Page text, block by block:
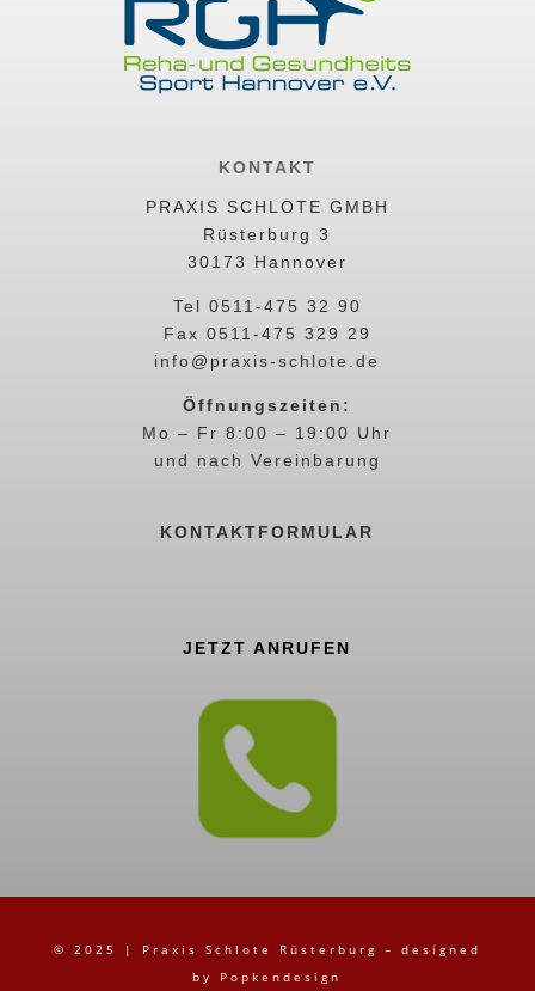
KONTAKT
PRAXIS SCHLOTE GMBH
Rüsterburg 3
30173 Hannover
Tel 0511-475 32 90
Fax 0511-475 329 29
info@praxis-schlote.de
Öffnungszeiten:
Mo – Fr 8:00 – 19:00 Uhr
und nach Vereinbarung
KONTAKTFORMULAR
JETZT ANRUFEN
© 2025 | Praxis Schlote Rüsterburg – designed
by Popkendesign